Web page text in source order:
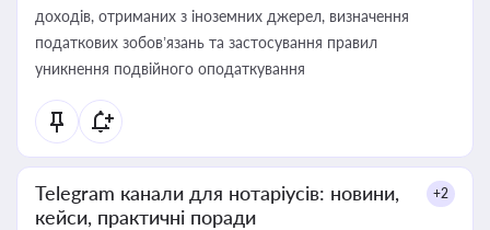
доходів, отриманих з іноземних джерел, визначення
податкових зобов’язань та застосування правил
уникнення подвійного оподаткування
Telegram канали для нотаріусів: новини,
кейси, практичні поради
+2